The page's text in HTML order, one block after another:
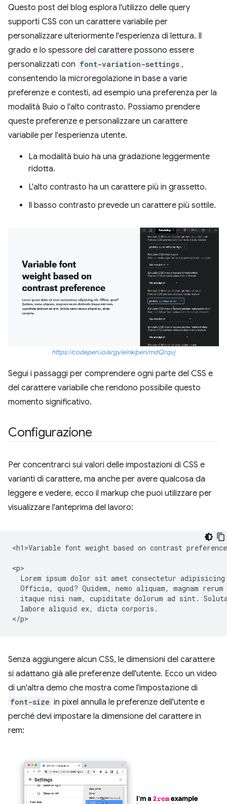
Questo post del blog esplora l'utilizzo delle query
supporti CSS con un carattere variabile per
personalizzare ulteriormente l'esperienza di lettura. Il
grado e lo spessore del carattere possono essere
personalizzati con font-variation-settings ,
consentendo la microregolazione in base a varie
preferenze e contesti, ad esempio una preferenza per la
modalità Buio o l'alto contrasto. Possiamo prendere
queste preferenze e personalizzare un carattere
variabile per l'esperienza utente.
La modalità buio ha una gradazione leggermente
ridotta.
L'alto contrasto ha un carattere più in grassetto.
Il basso contrasto prevede un carattere più sottile.
https://codepen.io/argyleink/pen/mdQrqvj
Segui i passaggi per comprendere ogni parte del CSS e
del carattere variabile che rendono possibile questo
momento significativo.
Configurazione
Per concentrarci sui valori delle impostazioni di CSS e
varianti di carattere, ma anche per avere qualcosa da
leggere e vedere, ecco il markup che puoi utilizzare per
visualizzare l'anteprima del lavoro:
<h1>Variable font weight based on contrast
<p>
Lorem ipsum dolor sit amet consectetur adipisicing
Officia, quod? Quidem, nemo aliquam, magnam rerum
itaque nisi nam, cupiditate dolorum ad sint.
  labore aliquid ex, dicta corporis.
Senza aggiungere alcun CSS, le dimensioni del carattere
si adattano già alle preferenze dell'utente. Ecco un video
di un'altra demo che mostra come l'impostazione di
font-size in pixel annulla le preferenze dell'utente e
perché devi impostare la dimensione del carattere in
rem: